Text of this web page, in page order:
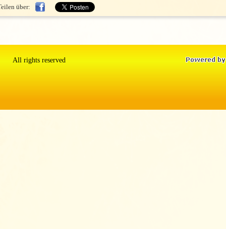
über:
All rights reserved